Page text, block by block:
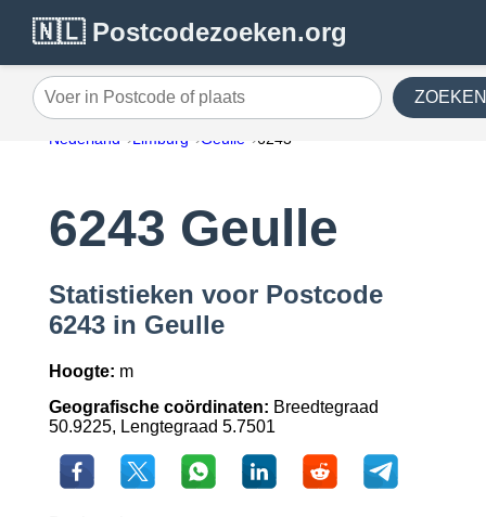
🇳🇱 Postcodezoeken.org
Voer in Postcode of plaats ZOEKEN
Nederland Limburg Geulle 6243
6243 Geulle
Statistieken voor Postcode
6243 in Geulle
Hoogte: m
Geografische coördinaten: Breedtegraad
50.9225, Lengtegraad 5.7501